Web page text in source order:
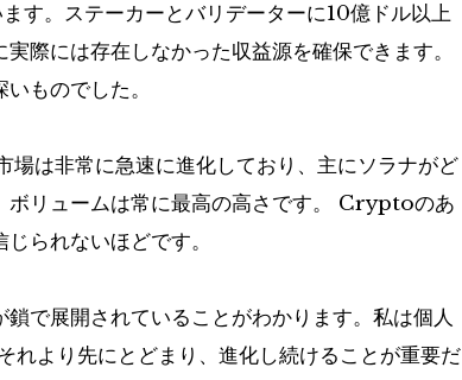
す。ステーカーとバリデーターに10億ドル以上
際には存在しなかった収益源を確保できます。
ものでした。
は非常に急速に進化しており、主にソラナがど
ボリュームは常に最高の高さです。 Cryptoのあ
られないほどです。
で展開されていることがわかります。私は個人
より先にとどまり、進化し続けることが重要だ